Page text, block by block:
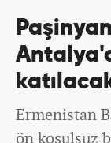
Ermenistan
ön koşulsuz